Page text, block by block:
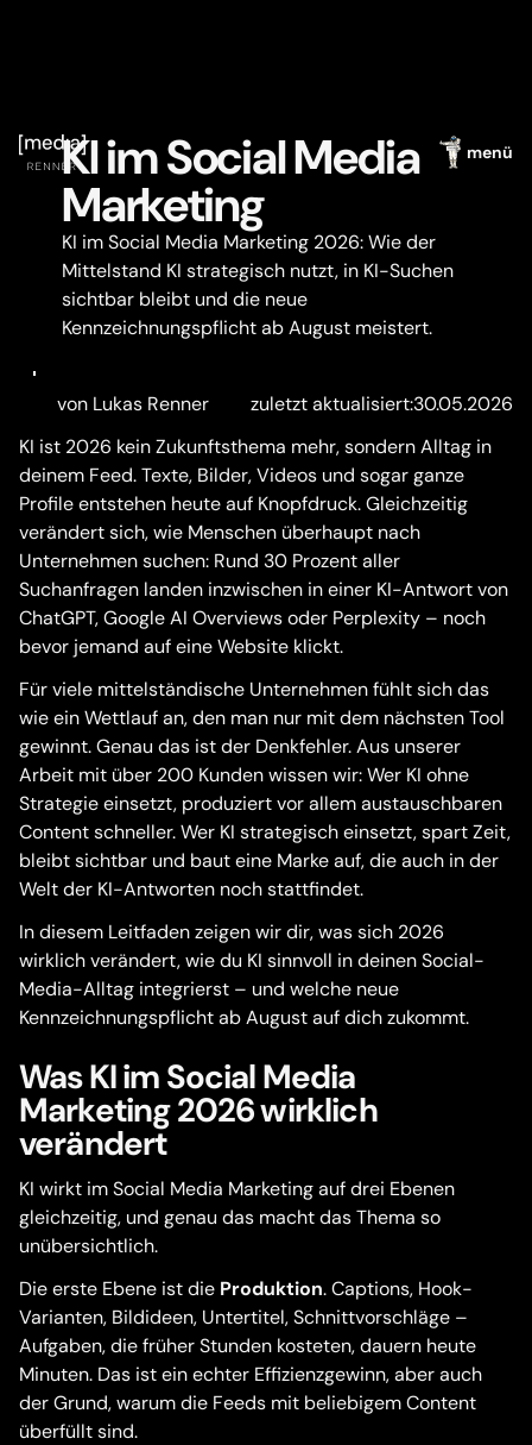
menü
KI im Social Media
Marketing
KI im Social Media Marketing 2026: Wie der
Mittelstand KI strategisch nutzt, in KI-Suchen
sichtbar bleibt und die neue
Kennzeichnungspflicht ab August meistert.
von Lukas Renner zuletzt aktualisiert:30.05.2026
KI ist 2026 kein Zukunftsthema mehr, sondern Alltag in
deinem Feed. Texte, Bilder, Videos und sogar ganze
Profile entstehen heute auf Knopfdruck. Gleichzeitig
verändert sich, wie Menschen überhaupt nach
Unternehmen suchen: Rund 30 Prozent aller
Suchanfragen landen inzwischen in einer KI-Antwort von
ChatGPT, Google AI Overviews oder Perplexity – noch
bevor jemand auf eine Website klickt.
Für viele mittelständische Unternehmen fühlt sich das
wie ein Wettlauf an, den man nur mit dem nächsten Tool
gewinnt. Genau das ist der Denkfehler. Aus unserer
Arbeit mit über 200 Kunden wissen wir: Wer KI ohne
Strategie einsetzt, produziert vor allem austauschbaren
Content schneller. Wer KI strategisch einsetzt, spart Zeit,
bleibt sichtbar und baut eine Marke auf, die auch in der
Welt der KI-Antworten noch stattfindet.
In diesem Leitfaden zeigen wir dir, was sich 2026
wirklich verändert, wie du KI sinnvoll in deinen Social-
Media-Alltag integrierst – und welche neue
Kennzeichnungspflicht ab August auf dich zukommt.
Was KI im Social Media
Marketing 2026 wirklich
verändert
KI wirkt im Social Media Marketing auf drei Ebenen
gleichzeitig, und genau das macht das Thema so
unübersichtlich.
Die erste Ebene ist die Produktion. Captions, Hook-
Varianten, Bildideen, Untertitel, Schnittvorschläge –
Aufgaben, die früher Stunden kosteten, dauern heute
Minuten. Das ist ein echter Effizienzgewinn, aber auch
der Grund, warum die Feeds mit beliebigem Content
überfüllt sind.